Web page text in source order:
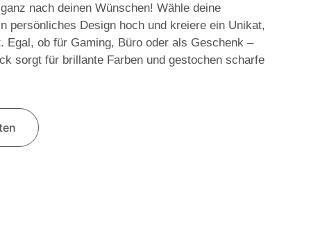
nach deinen Wünschen! Wähle deine
persönliches Design hoch und kreiere ein Unikat,
Egal, ob für Gaming, Büro oder als Geschenk –
sorgt für brillante Farben und gestochen scharfe